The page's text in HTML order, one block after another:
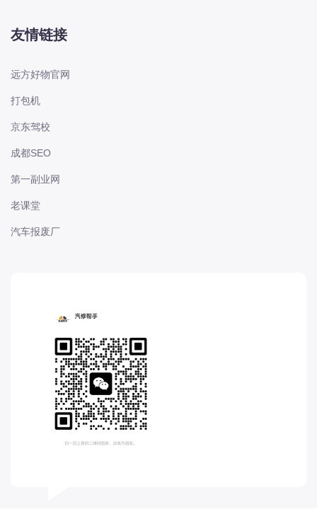
比亚迪商用车
比速
创维
昌河
长安
长安-跨越
D
DS
DS
DS-进口
东南
友情链接
远方好物官网
打包机
京东驾校
成都SEO
第一副业网
老课堂
汽车报废厂